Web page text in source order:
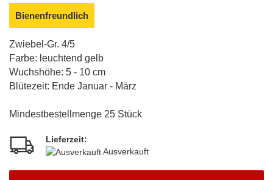
Bienenfreundlich
Zwiebel-Gr. 4/5
Farbe: leuchtend gelb
Wuchshöhe: 5 - 10 cm
Blütezeit: Ende Januar - März
Mindestbestellmenge 25 Stück
Lieferzeit:
Ausverkauft